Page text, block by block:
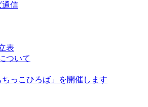
通信
表
ついて
ちっこひろば」を開催します